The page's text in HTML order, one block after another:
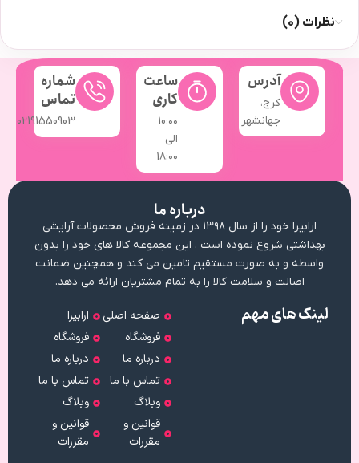
نظرات (0)
آدرس
کرج،
جهانشهر
ساعت
کاری
10:۰۰
الی
18:۰۰
شماره
تماس
02191550903
لینک های مهم
صفحه اصلی
فروشگاه
درباره ما
تماس با ما
وبلاگ
قوانین و
مقررات
ارابیرا
فروشگاه
درباره ما
تماس با ما
وبلاگ
قوانین و
مقررات
درباره ما
ارابیرا خود را از سال ۱۳۹۸ در زمینه فروش محصولات آرایشی
بهداشتی شروع نموده است . این مجموعه کالا های خود را بدون
واسطه و به صورت مستقیم تامین می کند و همچنین ضمانت
اصالت و سلامت کالا را به تمام مشتریان ارائه می دهد.